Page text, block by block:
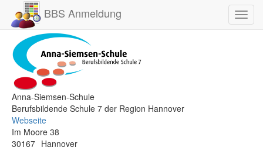
BBS Anmeldung
Anna-Siemsen-Schule
Berufsbildende Schule 7 der Region Hannover
Webseite
Im Moore 38
30167 Hannover